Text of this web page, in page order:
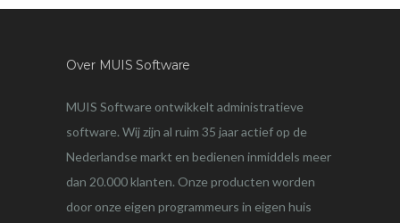
Over MUIS Software
MUIS Software ontwikkelt administratieve
software. Wij zijn al ruim 35 jaar actief op de
Nederlandse markt en bedienen inmiddels meer
dan 20.000 klanten. Onze producten worden
door onze eigen programmeurs in eigen huis